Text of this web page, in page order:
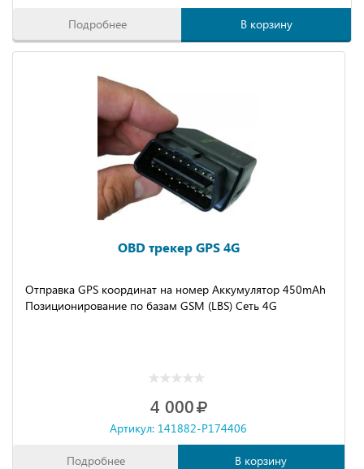
Подробнее В корзину
OBD трекер GPS 4G
Отправка GPS координат на номер Аккумулятор 450mAh
Позиционирование по базам GSM (LBS) Сеть 4G
4 000
Артикул: 141882-P174406
Подробнее В корзину